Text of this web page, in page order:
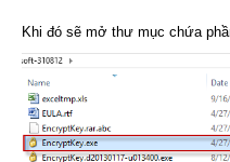
Khi đó sẽ mở thư mục chứa